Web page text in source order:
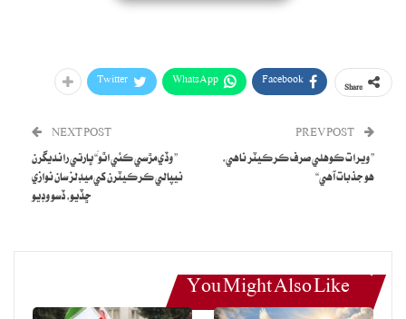
گهر وارن کي لڳو ته ڪنهن چورن جي گروهه واردات ڪئي آهي، هنن پوليس
Facebook
WhatsApp
Twitter
” ويرات ڪوهلي صرف ڪرڪيٽر ناهي،
هو جذبات آهي“
NEXT POST
” وڏي مڙسي ڪئي اٿوَ“ ڀارتي رانديگرن
نيپالي ڪرڪيٽرن کي ميڊلز سان نوازي
ڇڏيو، ڏسو وڊيو
You Might Also Like